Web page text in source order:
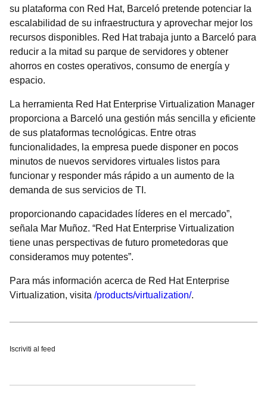
su plataforma con Red Hat, Barceló pretende potenciar la
escalabilidad de su infraestructura y aprovechar mejor los
recursos disponibles. Red Hat trabaja junto a Barceló para
reducir a la mitad su parque de servidores y obtener
ahorros en costes operativos, consumo de energía y
espacio.
La herramienta Red Hat Enterprise Virtualization Manager
proporciona a Barceló una gestión más sencilla y eficiente
de sus plataformas tecnológicas. Entre otras
funcionalidades, la empresa puede disponer en pocos
minutos de nuevos servidores virtuales listos para
funcionar y responder más rápido a un aumento de la
demanda de sus servicios de TI.
proporcionando capacidades líderes en el mercado”,
señala Mar Muñoz. “Red Hat Enterprise Virtualization
tiene unas perspectivas de futuro prometedoras que
consideramos muy potentes”.
Para más información acerca de Red Hat Enterprise
Virtualization, visita /products/virtualization/.
Iscriviti al feed